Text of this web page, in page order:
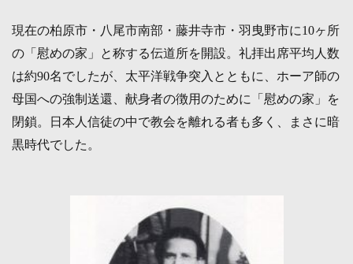
現在の柏原市・八尾市南部・藤井寺市・羽曳野市に10ヶ所
の「慰めの家」と称する伝道所を開設。礼拝出席平均人数
は約90名でしたが、太平洋戦争突入とともに、ホーア師の
母国への強制送還、献身者の徴用のために「慰めの家」を
閉鎖。日本人信徒の中で教会を離れる者も多く、まさに暗
黒時代でした。